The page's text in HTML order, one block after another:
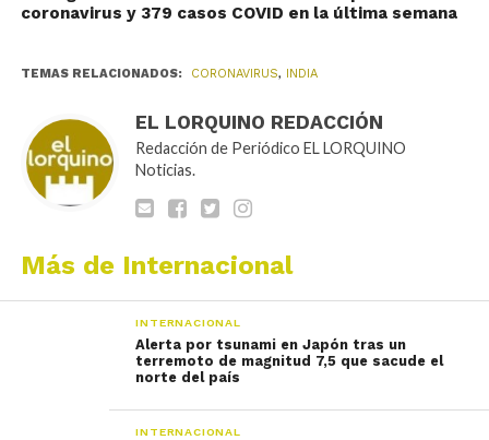
coronavirus y 379 casos COVID en la última semana
TEMAS RELACIONADOS: CORONAVIRUS, INDIA
EL LORQUINO REDACCIÓN
Redacción de Periódico EL LORQUINO
Noticias.
Más de Internacional
INTERNACIONAL
Alerta por tsunami en Japón tras un
terremoto de magnitud 7,5 que sacude el
norte del país
INTERNACIONAL